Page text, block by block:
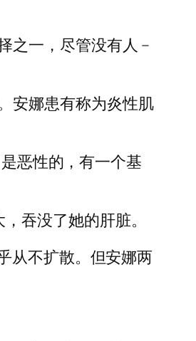
之一，尽管没有人 –
安娜患有称为炎性肌
恶性的，有一个基
吞没了她的肝脏。
从不扩散。但安娜两